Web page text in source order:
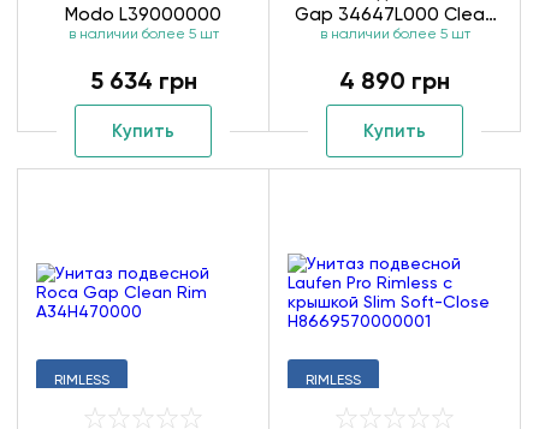
Modo L39000000
в наличии более 5 шт
5 634 грн
Купить
Gap 34647L000 Clean
Rim
в наличии более 5 шт
4 890 грн
Купить
RIMLESS RIMLESS